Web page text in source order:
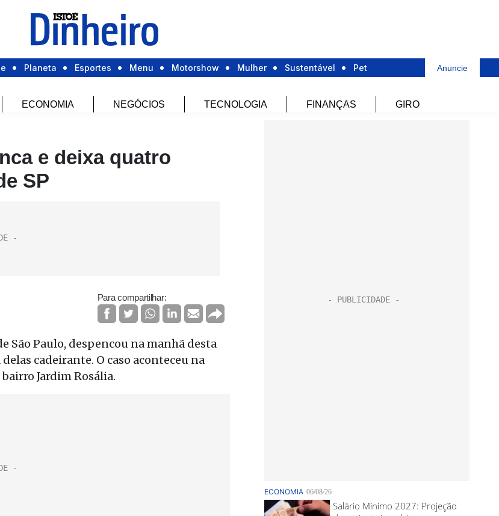
Planeta Esportes Menu Motorshow Mulher Sustentável Pet Anuncie
ECONOMIA NEGÓCIOS TECNOLOGIA FINANÇAS GIRO
e deixa quatro
SP
Para compartilhar:
São Paulo, despencou na manhã desta
cadeirante. O caso aconteceu na
Jardim Rosália.